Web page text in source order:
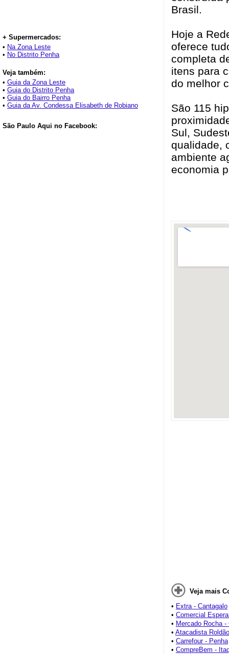
+ Supermercados:
• Na Zona Leste
• No Distrito Penha
Veja também:
• Guia da Zona Leste
• Guia do Distrito Penha
• Guia do Bairro Penha
• Guia da Av. Condessa Elisabeth de Robiano
São Paulo Aqui no Facebook:
Brasil.
Hoje a
oferece
completa
itens para
do melhor
São 115
Sul,
qualidade,
ambiente
economia
Veja mais
• Extra - Cantagalo
• Comercial
• Mercado Rocha -
• Atacadista
• Carrefour - Penha
• CompreBem -